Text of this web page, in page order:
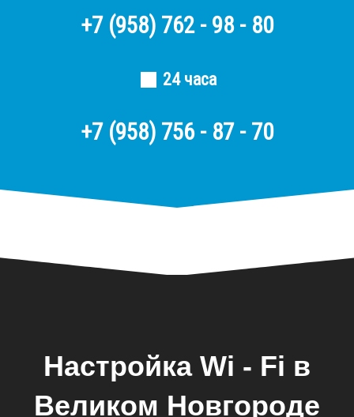
+7 (958) 762 - 98 - 80
24 часа
+7 (958) 756 - 87 - 70
Настройка Wi - Fi в
Великом Новгороде